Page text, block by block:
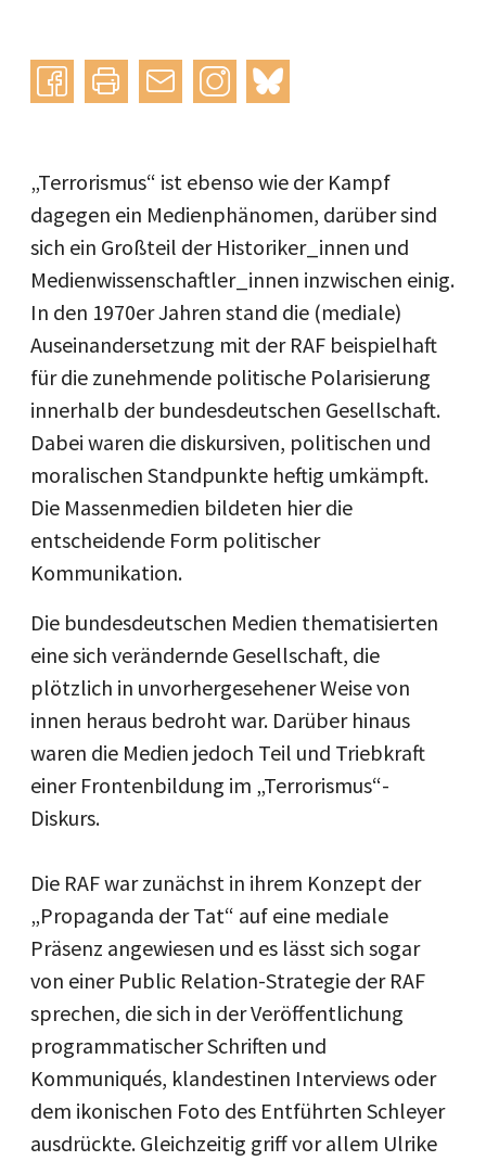
Instagram
bluesky
„Terrorismus“ ist ebenso wie der Kampf
dagegen ein Medienphänomen, darüber sind
sich ein Großteil der Historiker_innen und
Medienwissenschaftler_innen inzwischen einig.
In den 1970er Jahren stand die (mediale)
Auseinandersetzung mit der RAF beispielhaft
für die zunehmende politische Polarisierung
innerhalb der bundesdeutschen Gesellschaft.
Dabei waren die diskursiven, politischen und
moralischen Standpunkte heftig umkämpft.
Die Massenmedien bildeten hier die
entscheidende Form politischer
Kommunikation.
Die bundesdeutschen Medien thematisierten
eine sich verändernde Gesellschaft, die
plötzlich in unvorhergesehener Weise von
innen heraus bedroht war. Darüber hinaus
waren die Medien jedoch Teil und Triebkraft
einer Frontenbildung im „Terrorismus“-
Diskurs.
Die RAF war zunächst in ihrem Konzept der
„Propaganda der Tat“ auf eine mediale
Präsenz angewiesen und es lässt sich sogar
von einer Public Relation-Strategie der RAF
sprechen, die sich in der Veröffentlichung
programmatischer Schriften und
Kommuniqués, klandestinen Interviews oder
dem ikonischen Foto des Entführten Schleyer
ausdrückte. Gleichzeitig griff vor allem Ulrike